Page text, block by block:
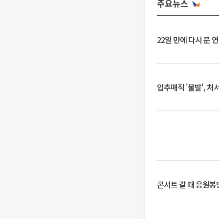
주요뉴스
22일 만에 다시 문
입추매직 '불발', 처
콘서트 갈 때 응원